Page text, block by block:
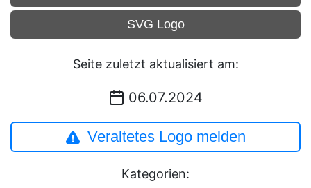
SVG Logo
Seite zuletzt aktualisiert am:
06.07.2024
Veraltetes Logo melden
Kategorien: